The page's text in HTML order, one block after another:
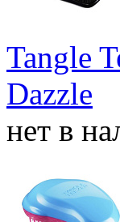
Tangle
Dazzle
нет в